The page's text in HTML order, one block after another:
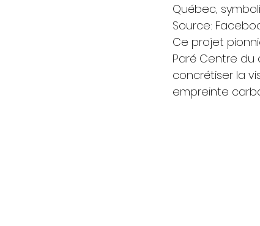
Québec,
Source:
Ce projet
Paré Centre du
concrétiser la
empreinte